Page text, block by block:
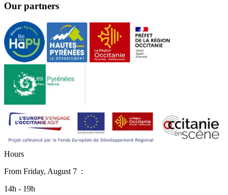
Our partners
Hours
From Friday, August 7 :
14h - 19h